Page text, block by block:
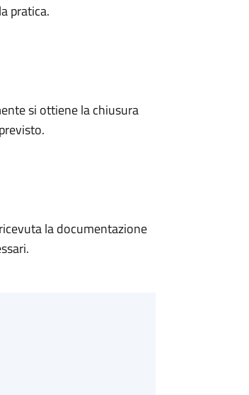
pratica.
si ottiene la chiusura
la documentazione